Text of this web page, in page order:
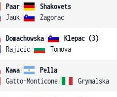
Paar/
Shakovets
Jauk/ Zagorac
Domachowska/
Klepac (3)
Rajicic/ Tomova
Kawa/
Pella
Gatto-Monticone/ Grymalska